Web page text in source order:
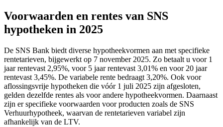
Voorwaarden en rentes van SNS
hypotheken in 2025
De SNS Bank biedt diverse hypotheekvormen aan met specifieke
rentetarieven, bijgewerkt op 7 november 2025. Zo betaalt u voor 1
jaar rentevast 2,95%, voor 5 jaar rentevast 3,01% en voor 20 jaar
rentevast 3,45%. De variabele rente bedraagt 3,20%. Ook voor
aflossingsvrije hypotheken die vóór 1 juli 2025 zijn afgesloten,
gelden dezelfde rentes als voor andere hypotheekvormen. Daarnaast
zijn er specifieke voorwaarden voor producten zoals de SNS
Verhuurhypotheek, waarvan de rentetarieven variabel zijn
afhankelijk van de LTV.